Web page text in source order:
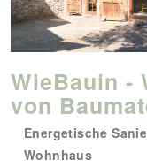
WieBauin -
von
Energetische
Wohnhaus